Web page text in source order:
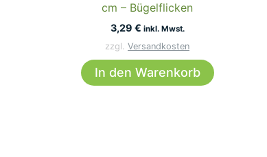
cm – Bügelflicken
3,29 € inkl. Mwst.
zzgl. Versandkosten
In den Warenkorb